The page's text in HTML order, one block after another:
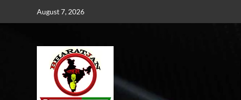
August 7, 2026